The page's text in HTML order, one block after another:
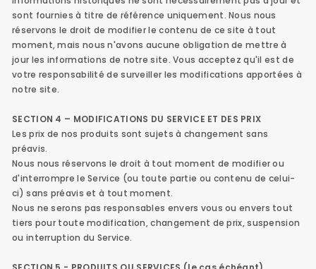
sont fournies à titre de référence uniquement. Nous nous
réservons le droit de modifier le contenu de ce site à tout
moment, mais nous n'avons aucune obligation de mettre à
jour les informations de notre site. Vous acceptez qu'il est de
votre responsabilité de surveiller les modifications apportées à
notre site.
SECTION 4 – MODIFICATIONS DU SERVICE ET DES PRIX
Les prix de nos produits sont sujets à changement sans
préavis.
Nous nous réservons le droit à tout moment de modifier ou
d'interrompre le Service (ou toute partie ou contenu de celui-
ci) sans préavis et à tout moment.
Nous ne serons pas responsables envers vous ou envers tout
tiers pour toute modification, changement de prix, suspension
ou interruption du Service.